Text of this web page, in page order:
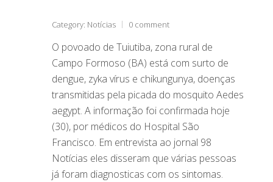
Category: Notícias 0 comment
O povoado de Tuiutiba, zona rural de
Campo Formoso (BA) está com surto de
dengue, zyka vírus e chikungunya, doenças
transmitidas pela picada do mosquito Aedes
aegypt. A informação foi confirmada hoje
(30), por médicos do Hospital São
Francisco. Em entrevista ao jornal 98
Notícias eles disseram que várias pessoas
já foram diagnosticas com os sintomas.